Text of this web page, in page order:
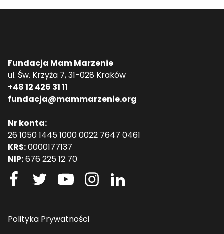
Fundacja Mam Marzenie
ul. Św. Krzyża 7, 31-028 Kraków
+48 12 426 31 11
fundacja@mammarzenie.org
Nr konta:
26 1050 1445 1000 0022 7647 0461
KRS:0000177137
NIP:676 225 12 70
Polityka Prywatności